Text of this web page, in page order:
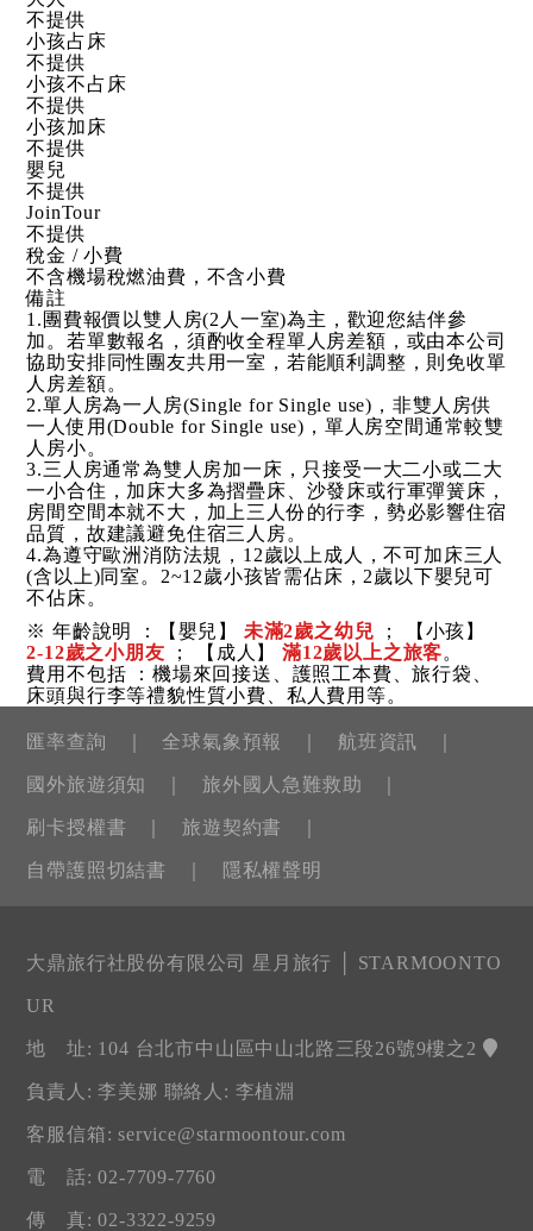
不提供
小孩占床
不提供
小孩不占床
不提供
小孩加床
不提供
嬰兒
不提供
JoinTour
不提供
稅金 / 小費
不含機場稅燃油費，不含小費
備註
1.團費報價以雙人房(2人一室)為主，歡迎您結伴參
加。若單數報名，須酌收全程單人房差額，或由本公司
協助安排同性團友共用一室，若能順利調整，則免收單
人房差額。
2.單人房為一人房(Single for Single use)，非雙人房供
一人使用(Double for Single use)，單人房空間通常較雙
人房小。
3.三人房通常為雙人房加一床，只接受一大二小或二大
一小合住，加床大多為摺疊床、沙發床或行軍彈簧床，
房間空間本就不大，加上三人份的行李，勢必影響住宿
品質，故建議避免住宿三人房。
4.為遵守歐洲消防法規，12歲以上成人，不可加床三人
(含以上)同室。2~12歲小孩皆需佔床，2歲以下嬰兒可
不佔床。
※ 年齡說明 ：【嬰兒】 未滿2歲之幼兒 ； 【小孩】
2-12歲之小朋友 ； 【成人】 滿12歲以上之旅客。
費用不包括 ：機場來回接送、護照工本費、旅行袋、
床頭與行李等禮貌性質小費、私人費用等。
匯率查詢 全球氣象預報 航班資訊
國外旅遊須知 旅外國人急難救助
刷卡授權書 旅遊契約書
自帶護照切結書 隱私權聲明
大鼎旅行社股份有限公司 星月旅行 │ STARMOONTO
UR
地 址: 104 台北市中山區中山北路三段26號9樓之2
負責人: 李美娜 聯絡人: 李植淵
客服信箱:service@starmoontour.com
電 話: 02-7709-7760
傳 真: 02-3322-9259